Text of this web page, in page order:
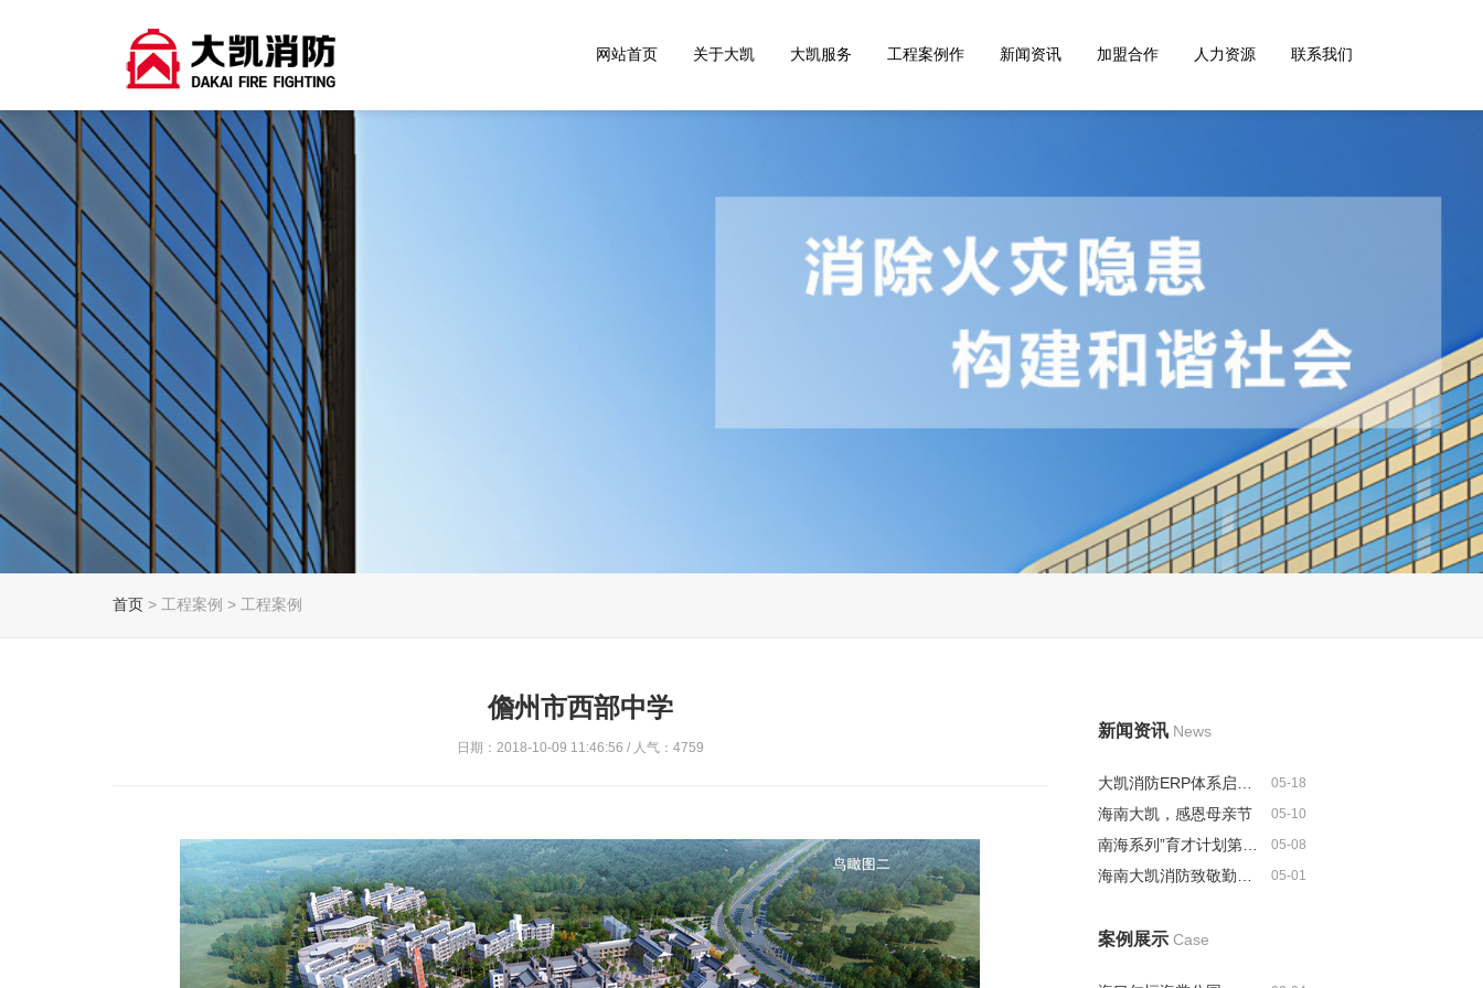
网站首页 关于大凯 大凯服务 工程案例作 新闻资讯 加盟合作 人力资源 联系我们
首页 > 工程案例 > 工程案例
儋州市西部中学
日期：2018-10-09 11:46:56 / 人气：4759
新闻资讯 News
05-18
海南大凯，感恩母亲节 05-10
南海系列”育才计划第二批人选名... 05-08
05-01
案例展示 Case